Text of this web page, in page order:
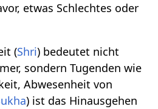
etwas Schlechtes oder
(Shri) bedeutet nicht
sondern Tugenden wie
Abwesenheit von
) ist das Hinausgehen